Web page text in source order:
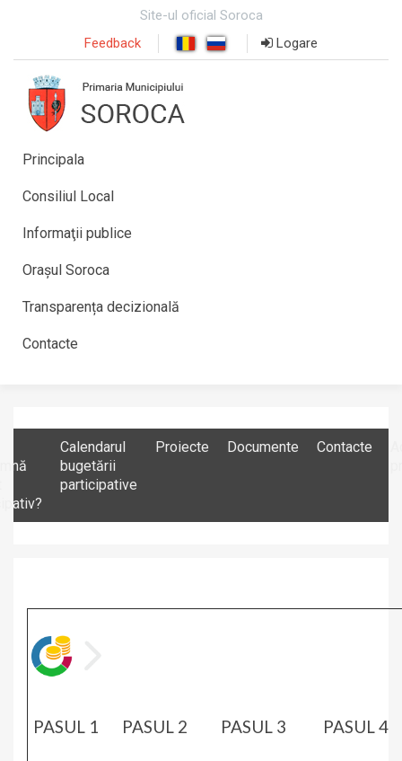
Site-ul oficial Soroca
Feedback
Logare
Principala
Consiliul Local
Informaţii publice
Orașul Soroca
Transparența decizională
Contacte
Calendarul
bugetării
participative
Proiecte Documente Contacte
PASUL 1 PASUL 2 PASUL 3 PASUL 4